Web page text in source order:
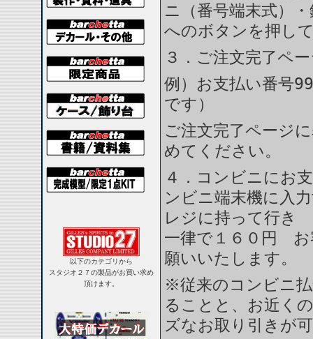
以下のカテゴリから
スタジオ２７の製品がお買い求め
頂けます。
ニ（番号端末式）
へのボタンを押し
３．ご注文完了ペ
例）お支払い番号
です）
ご注文完了ページ
めてください。
４．コンビニにお
ンビニ端末機に入
レジに持って行き
一律で１６０円 お
願いいたします。
※従来のコンビニ
ることと、お近く
ズなお取り引きが